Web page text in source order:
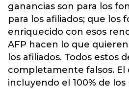
ganancias son para los
para los afiliados; que los
enriquecido con esos
AFP hacen lo que
los afiliados. Todos estos
completamente falsos. El
incluyendo el 100% de